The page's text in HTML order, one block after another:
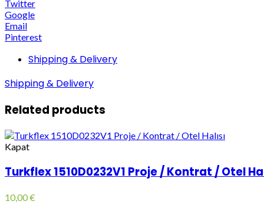
Twitter
Google
Email
Pinterest
Shipping & Delivery
Shipping & Delivery
Related products
Kapat
Turkflex 1510D0232V1 Proje / Kontrat / Otel
10,00€